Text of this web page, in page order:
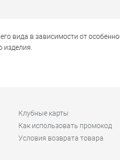
вида в зависимости от
Клубные карты
Как использовать промокод
Условия возврата товара